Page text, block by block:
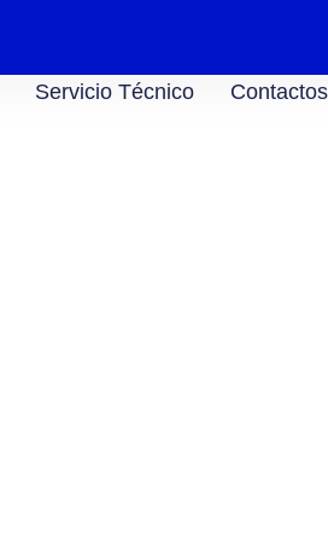
Servicio Técnico Contactos